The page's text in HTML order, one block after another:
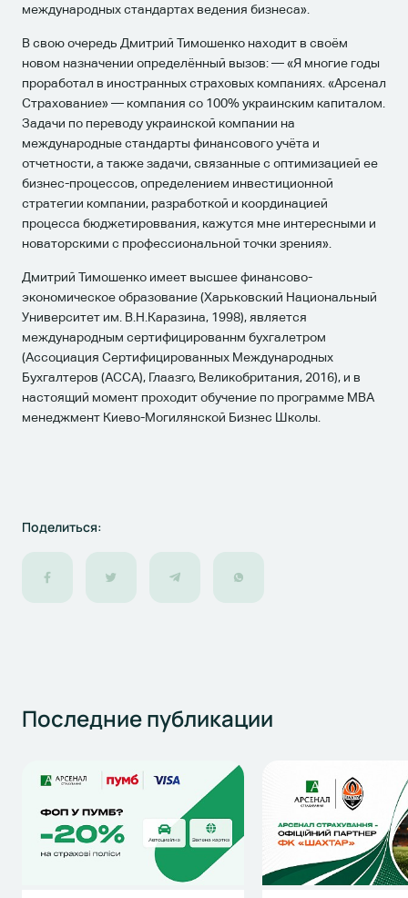
международных стандартах ведения бизнеса».
В свою очередь Дмитрий Тимошенко находит в своём
новом назначении определённый вызов: — «Я многие годы
проработал в иностранных страховых компаниях. «Арсенал
Страхование» — компания со 100% украинским капиталом.
Задачи по переводу украинской компании на
международные стандарты финансового учёта и
отчетности, а также задачи, связанные с оптимизацией ее
бизнес-процессов, определением инвестиционной
стратегии компании, разработкой и координацией
процесса бюджетироввания, кажутся мне интересными и
новаторскими с профессиональной точки зрения».
Дмитрий Тимошенко имеет высшее финансово-
экономическое образование (Харьковский Национальный
Университет им. В.Н.Каразина, 1998), является
международным сертифицированнм бухгалетром
(Ассоциация Сертифицированных Международных
Бухгалтеров (АССА), Глаазго, Великобритания, 2016), и в
настоящий момент проходит обучение по программе МВА
менеджмент Киево-Могилянской Бизнес Школы.
Поделиться:
Последниепубликации